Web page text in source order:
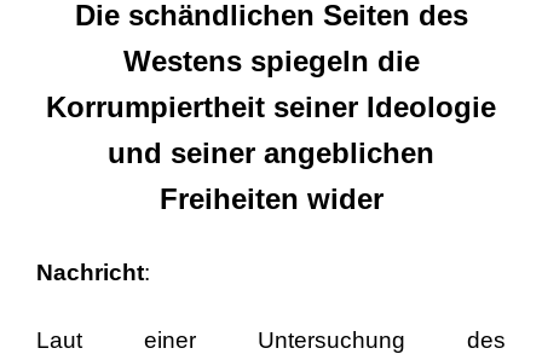
Die schändlichen Seiten des
Westens spiegeln die
Korrumpiertheit seiner Ideologie
und seiner angeblichen
Freiheiten wider
Nachricht:
Laut einer Untersuchung des